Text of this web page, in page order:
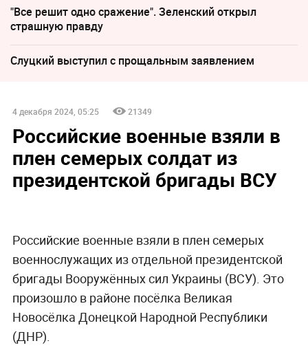
"Все решит одно сражение". Зеленский открыл
страшную правду
Слуцкий выступил с прощальным заявлением
4 декабря 2024, 05:25 21349
Российские военные взяли в
плен семерых солдат из
президентской бригады ВСУ
Российские военные взяли в плен семерых
военнослужащих из отдельной президентской
бригады Вооружённых сил Украины (ВСУ). Это
произошло в районе посёлка Великая
Новосёлка Донецкой Народной Республики
(ДНР).